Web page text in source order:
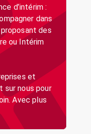
d’intérim :
dans
des
ou Intérim
et
sur nous pour
Avec plus